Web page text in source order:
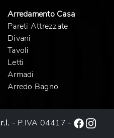
Arredamento Casa
Pareti Attrezzate
Divani
Tavoli
Letti
Armadi
Arredo Bagno
- P.IVA 04417 -